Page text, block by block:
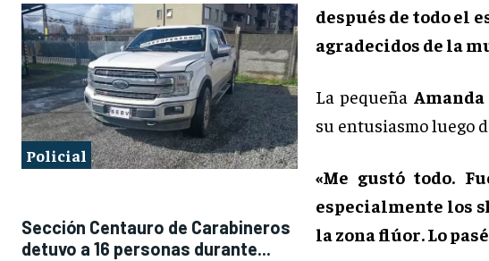
Policial
Sección Centauro de Carabineros
detuvo a 16 personas durante...
después de todo el
agradecidos de la
La pequeña
su entusiasmo luego
«Me gustó todo.
especialmente los
la zona flúor. Lo